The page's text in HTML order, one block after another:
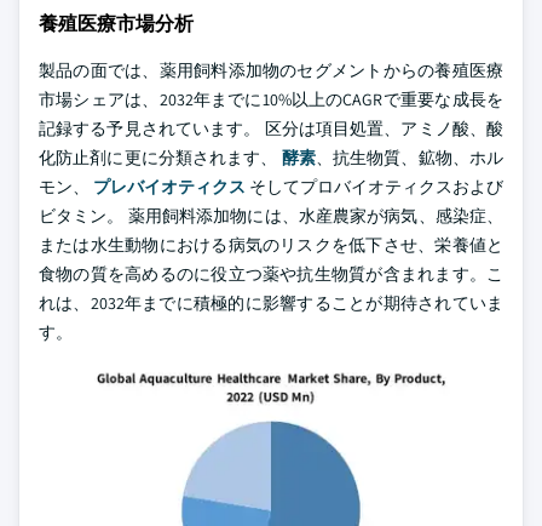
養殖医療市場分析
製品の面では、薬用飼料添加物のセグメントからの養殖医療
市場シェアは、2032年までに10%以上のCAGRで重要な成長を
記録する予見されています。 区分は項目処置、アミノ酸、酸
化防止剤に更に分類されます、 酵素、抗生物質、鉱物、ホル
モン、 プレバイオティクス そしてプロバイオティクスおよび
ビタミン。 薬用飼料添加物には、水産農家が病気、感染症、
または水生動物における病気のリスクを低下させ、栄養値と
食物の質を高めるのに役立つ薬や抗生物質が含まれます。こ
れは、2032年までに積極的に影響することが期待されていま
す。